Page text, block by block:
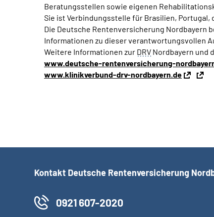
Beratungsstellen sowie eigenen
Sie ist Verbindungsstelle für Brasilien, Portugal,
Die Deutsche Rentenversicherung Nordbayern
Informationen zu dieser verantwortungsvollen
Weitere Informationen zur DRV Nordbayern und
www.deutsche-rentenversicherung-
www.klinikverbund-drv-nordbayern.de
Kontakt Deutsche Rentenversicherung
0921 607-2020